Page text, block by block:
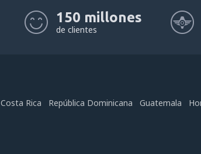
150 millones
de clientes
Costa Rica República Dominicana Guatemala